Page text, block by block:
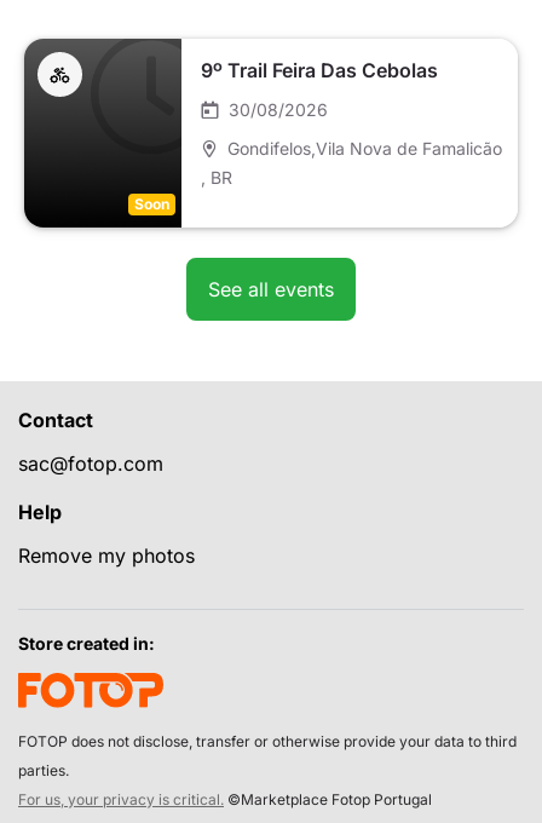
Soon
9º Trail Feira Das Cebolas
30/08/2026
Gondifelos,Vila Nova de Famalicão
, BR
See all events
Contact
sac@fotop.com
Help
Remove my photos
Store created in:
FOTOP does not disclose, transfer or otherwise provide your data to third
parties.
For us, your privacy is critical. ©Marketplace Fotop Portugal